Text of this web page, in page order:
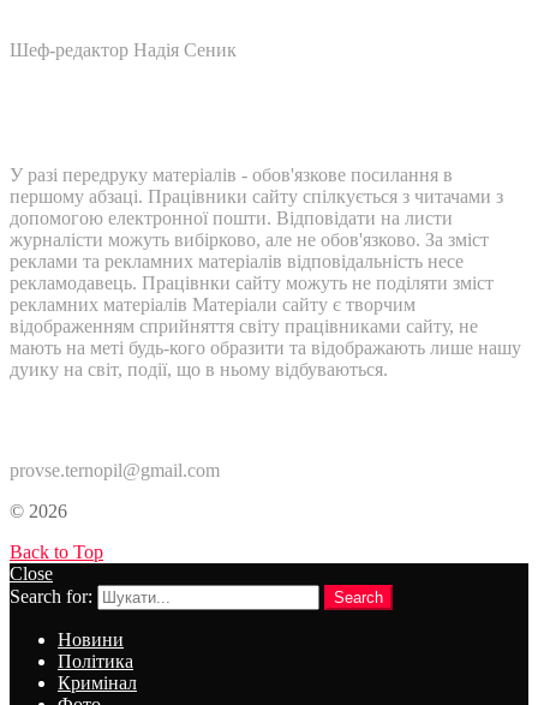
Шеф-редактор Надія Сеник
У разі передруку матеріалів - обов'язкове посилання в
першому абзаці. Працівники сайту спілкується з читачами з
допомогою електронної пошти. Відповідати на листи
журналісти можуть вибірково, але не обов'язково. За зміст
реклами та рекламних матеріалів відповідальність несе
рекламодавець. Працівнки сайту можуть не поділяти зміст
рекламних матеріалів Матеріали сайту є творчим
відображенням сприйняття світу працівниками сайту, не
мають на меті будь-кого образити та відображають лише нашу
дуику на світ, події, що в ньому відбуваються.
provse.ternopil@gmail.com
© 2026
Back to Top
Close
Search for:
Search
Новини
Політика
Кримінал